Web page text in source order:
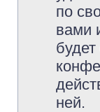
по
вами
ней.